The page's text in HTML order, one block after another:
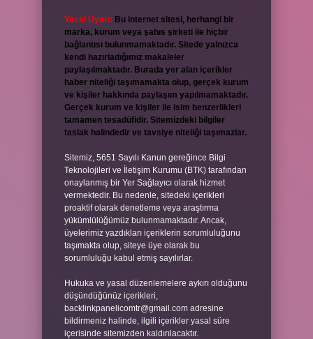
Yasal Uyarı: Bu internet sitesi, herhangi bir
marka, kurum veya şahıs şirketi ile hiçbir
bağlantısı bulunmamaktadır. Sitede yalnızca
kendi hazırladığımız makaleler
paylaşılmaktadır. Burada yer alan içerikler
haber niteliği taşımamakta olup, gerçek kurum
ve kişiler hakkında paylaşım yapılmamaktadır.
Gerçek kurum ve kişiler ile isim benzerlikleri
tamamen tesadüfidir. Sitemizdeki bilgiler
taslak halindedir ve tavsiye niteliği taşımazlar.
Sitemiz, 5651 Sayılı Kanun gereğince Bilgi
Teknolojileri ve İletişim Kurumu (BTK) tarafından
onaylanmış bir Yer Sağlayıcı olarak hizmet
vermektedir. Bu nedenle, sitedeki içerikleri
proaktif olarak denetleme veya araştırma
yükümlülüğümüz bulunmamaktadır. Ancak,
üyelerimiz yazdıkları içeriklerin sorumluluğunu
taşımakta olup, siteye üye olarak bu
sorumluluğu kabul etmiş sayılırlar.
Hukuka ve yasal düzenlemelere aykırı olduğunu
düşündüğünüz içerikleri,
backlinkpanelicomtr@gmail.com adresine
bildirmeniz halinde, ilgili içerikler yasal süre
içerisinde sitemizden kaldırılacaktır.